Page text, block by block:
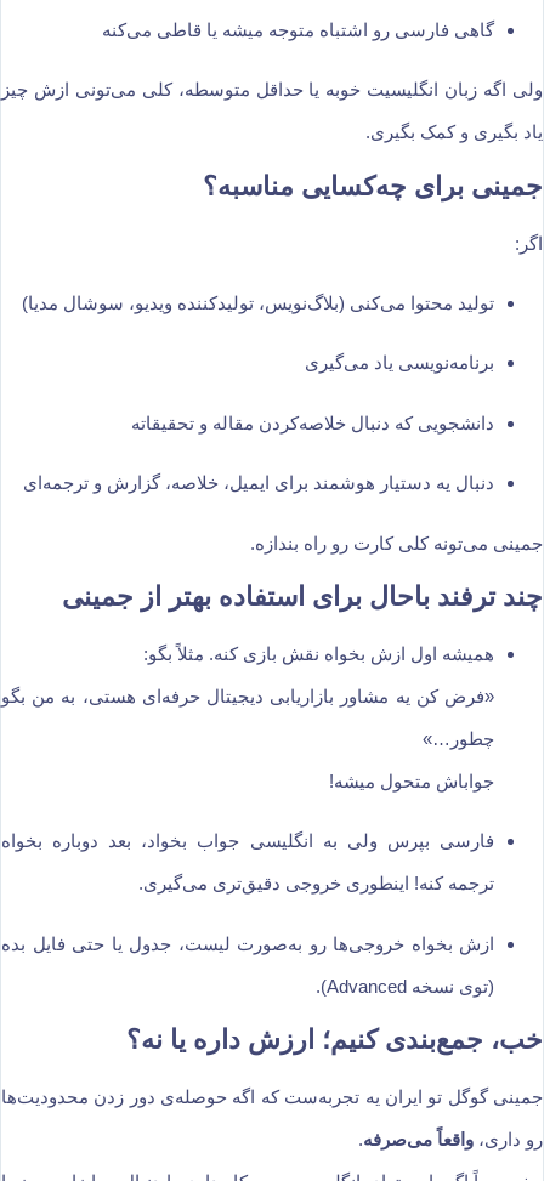
گاهی فارسی رو اشتباه متوجه میشه یا قاطی می‌کنه
ولی اگه زبان انگلیسیت خوبه یا حداقل متوسطه، کلی می‌تونی ازش چیز
یاد بگیری و کمک بگیری.
جمینی برای چه‌کسایی مناسبه؟
اگر:
تولید محتوا می‌کنی (بلاگ‌نویس، تولیدکننده ویدیو، سوشال مدیا)
برنامه‌نویسی یاد می‌گیری
دانشجویی که دنبال خلاصه‌کردن مقاله و تحقیقاته
دنبال یه دستیار هوشمند برای ایمیل، خلاصه، گزارش و ترجمه‌ای
جمینی می‌تونه کلی کارت رو راه بندازه.
چند ترفند باحال برای استفاده بهتر از جمینی
همیشه اول ازش بخواه نقش بازی کنه. مثلاً بگو:
«فرض کن یه مشاور بازاریابی دیجیتال حرفه‌ای هستی، به من بگو
چطور…»
جواباش متحول میشه!
فارسی بپرس ولی به انگلیسی جواب بخواد، بعد دوباره بخواه
ترجمه کنه! اینطوری خروجی دقیق‌تری می‌گیری.
ازش بخواه خروجی‌ها رو به‌صورت لیست، جدول یا حتی فایل بده
(توی نسخه Advanced).
خب، جمع‌بندی کنیم؛ ارزش داره یا نه؟
جمینی گوگل تو ایران یه تجربه‌ست که اگه حوصله‌ی دور زدن محدودیت‌ها
رو داری، واقعاً می‌صرفه.